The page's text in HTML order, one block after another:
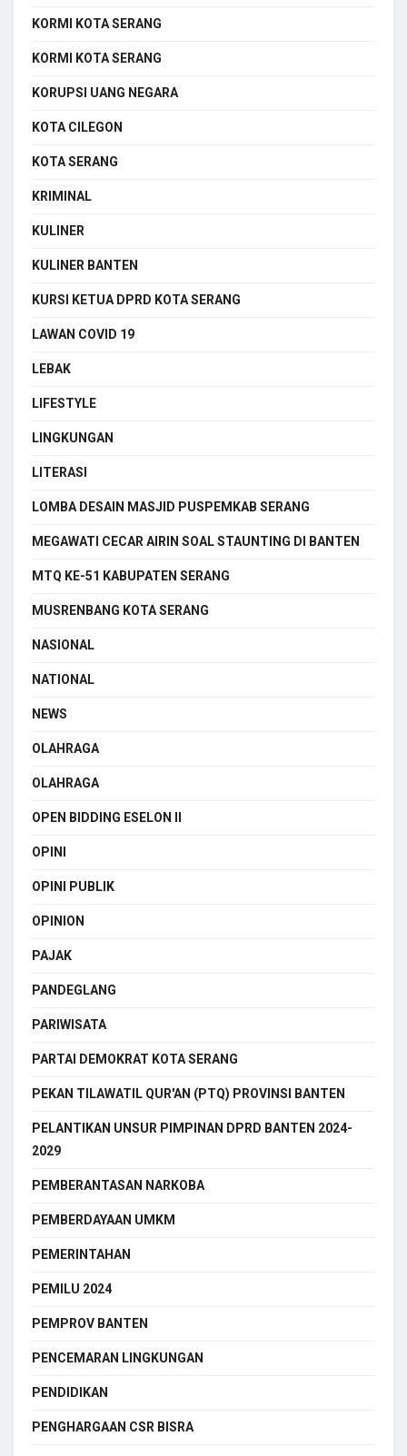
KORMI KOTA SERANG
KORMI KOTA SERANG
KORUPSI UANG NEGARA
KOTA CILEGON
KOTA SERANG
KRIMINAL
KULINER
KULINER BANTEN
KURSI KETUA DPRD KOTA SERANG
LAWAN COVID 19
LEBAK
LIFESTYLE
LINGKUNGAN
LITERASI
LOMBA DESAIN MASJID PUSPEMKAB SERANG
MEGAWATI CECAR AIRIN SOAL STAUNTING DI BANTEN
MTQ KE-51 KABUPATEN SERANG
MUSRENBANG KOTA SERANG
NASIONAL
NATIONAL
NEWS
OLAHRAGA
OLAHRAGA
OPEN BIDDING ESELON II
OPINI
OPINI PUBLIK
OPINION
PAJAK
PANDEGLANG
PARIWISATA
PARTAI DEMOKRAT KOTA SERANG
PEKAN TILAWATIL QUR'AN (PTQ) PROVINSI BANTEN
PELANTIKAN UNSUR PIMPINAN DPRD BANTEN 2024-
2029
PEMBERANTASAN NARKOBA
PEMBERDAYAAN UMKM
PEMERINTAHAN
PEMILU 2024
PEMPROV BANTEN
PENCEMARAN LINGKUNGAN
PENDIDIKAN
PENGHARGAAN CSR BISRA